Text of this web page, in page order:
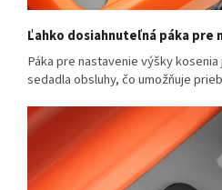
Ľahko dosiahnuteľná páka pre
Páka pre nastavenie výšky
sedadla obsluhy, čo umožňuje